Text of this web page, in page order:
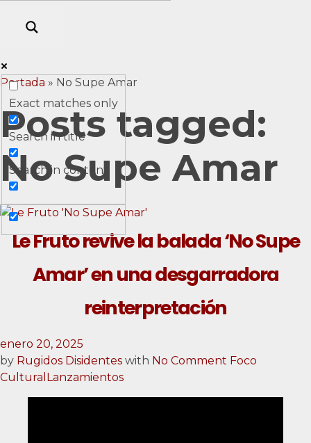
Exact matches only
Search in title
Search in content
Portada » No Supe Amar
Posts tagged:
No Supe Amar
Le Fruto revive la balada ‘No Supe
Amar’ en una desgarradora
reinterpretación
enero 20, 2025
by Rugidos Disidentes with No Comment Foco
Cultural Lanzamientos